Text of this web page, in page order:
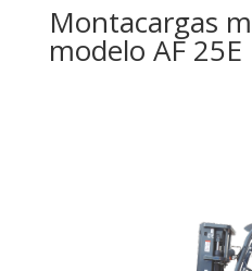
Montacargas
modelo AF 25E